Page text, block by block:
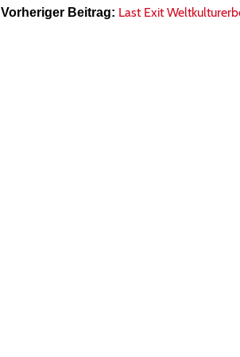
Vorheriger Beitrag: Last Exit